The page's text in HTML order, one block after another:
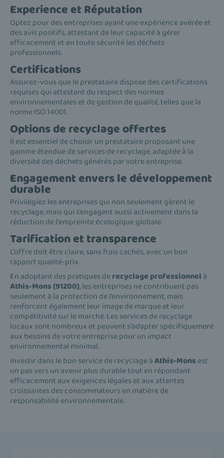
Experience et Réputation
Optez pour des entreprises ayant une expérience avérée et
des avis positifs, attestant de leur capacité à gérer
efficacement et en toute sécurité les déchets
professionnels.
Certifications
Assurez-vous que le prestataire dispose des certifications
requises qui attestent du respect des normes
environnementales et de gestion de qualité, telles que la
norme ISO 14001.
Options de recyclage offertes
Il est essentiel de choisir un prestataire proposant une
gamme étendue de services de recyclage, adaptée à la
diversité des déchets générés par votre entreprise.
Engagement envers le développement
durable
Privilégiez les entreprises qui non seulement gèrent le
recyclage, mais qui s’engagent aussi activement dans la
réduction de l'empreinte écologique globale.
Tarification et transparence
L’offre doit être claire, sans frais cachés, avec un bon
rapport qualité-prix.
En adoptant des pratiques derecyclage professionnel à
Athis-Mons (91200), les entreprises ne contribuent pas
seulement à la protection de l’environnement, mais
renforcent également leur image de marque et leur
compétitivité sur le marché. Les services de recyclage
locaux sont nombreux et peuvent s'adapter spécifiquement
aux besoins de votre entreprise pour un impact
environnemental minimal.
Investir dans le bon service de recyclage àAthis-Mons est
un pas vers un avenir plus durable tout en répondant
efficacement aux exigences légales et aux attentes
croissantes des consommateurs en matière de
responsabilité environnementale.